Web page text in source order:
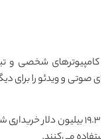
شخصی و
و ویدئو را برای